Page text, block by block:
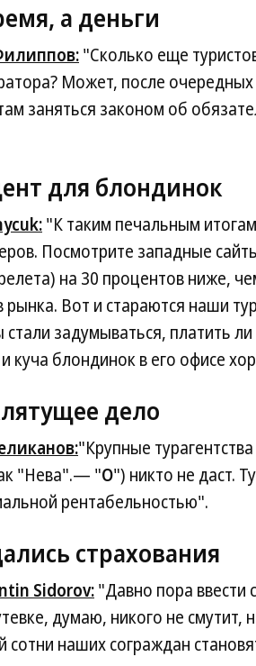
а деньги
"Сколько еще
Может, после
заняться законом об
для блондинок
"К таким печальным
Посмотрите западные
на 30 процентов ниже,
рынка. Вот и стараются наши
стали задумываться, платить
куча блондинок в его офисе
дело
"Крупные
"Нева".— "О") никто не даст.
рентабельностью".
страхования
Sidorov:"Давно пора ввести
думаю, никого не
сотни наших сограждан